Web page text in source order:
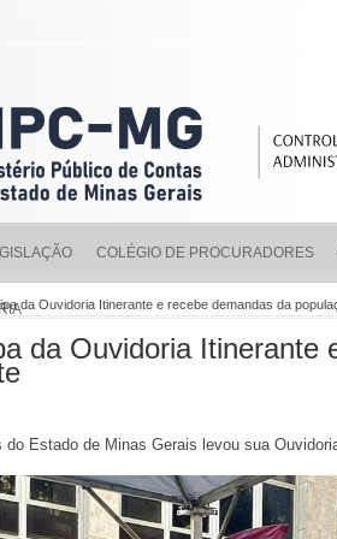
COLÉGIO DE PROCURADORES
da Ouvidoria Itinerante e recebe demandas da
da Ouvidoria Itinerante
Estado de Minas Gerais levou sua